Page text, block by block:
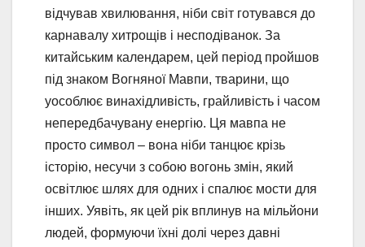
відчував хвилювання, ніби світ готувався до
карнавалу хитрощів і несподіванок. За
китайським календарем, цей період пройшов
під знаком Вогняної Мавпи, тварини, що
уособлює винахідливість, грайливість і часом
непередбачувану енергію. Ця мавпа не
просто символ – вона ніби танцює крізь
історію, несучи з собою вогонь змін, який
освітлює шлях для одних і спалює мости для
інших. Уявіть, як цей рік вплинув на мільйони
людей, формуючи їхні долі через давні